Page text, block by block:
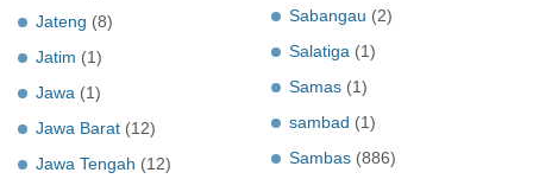
Jateng (8)
Jatim (1)
Jawa (1)
Jawa Barat (12)
Jawa Tengah (12)
Sabangau (2)
Salatiga (1)
Samas (1)
sambad (1)
Sambas (886)